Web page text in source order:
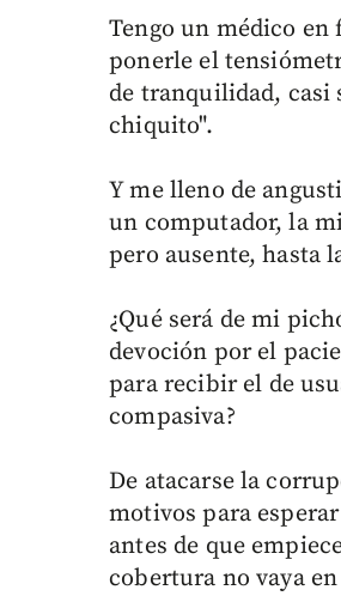
Tengo un médico en
ponerle el
de tranquilidad, casi
chiquito".
Y me lleno de
un computador, la
pero ausente, hasta
¿Qué será de mi
devoción por el
para recibir el de
compasiva?
De atacarse la
motivos para
antes de que
cobertura no vaya